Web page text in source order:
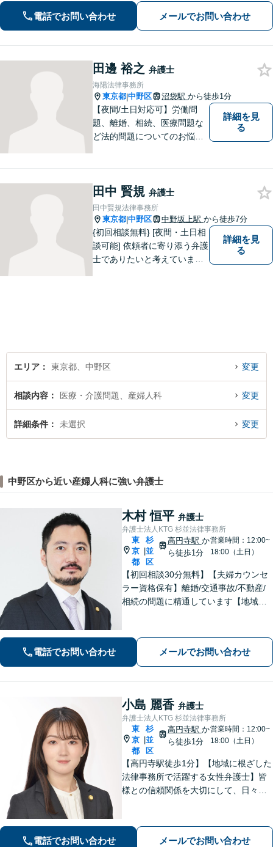
問題、離婚問題、成人・少年の刑事事
件、相続問題、学校問題、行政事件、
企業法務に強い関心があります。
電話でお問い合わせ メールでお問い合わせ
田邊 裕之 弁護士
海陽法律事務所
東京都|中野区 沼袋駅 から徒歩1分
【夜間/土日対応可】労働問
題、離婚、相続、医療問題な
ど法的問題についてのお悩み
やかに案件に取り組みます。
詳細を見
る
田中 賢規 弁護士
田中賢規法律事務所
東京都|中野区 中野坂上駅 から徒歩7分
{初回相談無料} [夜間・土日相
談可能] 依頼者に寄り添う弁護
士でありたいと考えていま
詳細を見
る
エリア 東京都、中野区 変更
相談内容 医療・介護問題、産婦人科 変更
詳細条件 未選択 変更
中野区から近い産婦人科に強い弁護士
木村 恒平 弁護士
弁護士法人KTG 杉並法律事務所
東
京
都
杉
並
区
高円寺駅 か
ら徒歩1分
営業時間：12:00~
18:00（土日）
【初回相談30分無料】【夫婦カウンセ
ラー資格保有】離婚/交通事故/不動産/
相続の問題に精通しています【地域に
指し、日々邁進しております【夜間・
土日相談可】
電話でお問い合わせ メールでお問い合わせ
小島 麗香 弁護士
弁護士法人KTG 杉並法律事務所
東
京
都
杉
並
区
高円寺駅 か
ら徒歩1分
営業時間：12:00~
18:00（土日）
【高円寺駅徒歩1分】【地域に根ざした
法律事務所で活躍する女性弁護士】皆
様との信頼関係を大切にして、日々業
ましたら、お気軽にご相談ください。
電話でお問い合わせ メールでお問い合わせ